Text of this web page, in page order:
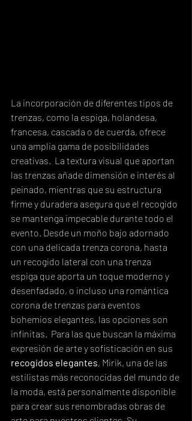
La incorporación de diferentes tipos de
trenzas, como la espiga, holandesa,
francesa, cascada o de cuerda, ofrece
una amplia gama de posibilidades
creativas.  La textura visual que aportan
las trenzas añade dimensión e interés al
peinado, mientras que su estructura
firme y duradera asegura que el recogido
se mantenga impecable durante todo el
evento. Desde un moño bajo adornado
con una delicada trenza corona, hasta
un recogido lateral con una trenza
espiga que aporta un toque moderno y
desenfadado, o incluso una romántica
corona de trenzas para eventos
bohemios elegantes, las opciones son
infinitas.  Para las que buscan la máxima
expresión de arte y sofisticación en sus
recogidos elegantes, Mirik, una de las
estilistas más reconocidas del mundo de
la moda, está personalmente disponible
para crear sus renombradas obras de